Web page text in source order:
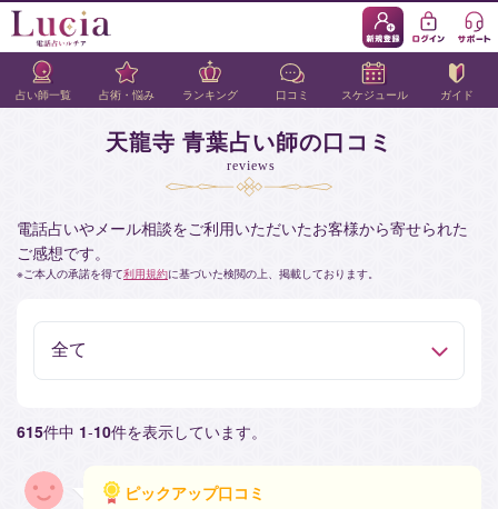
占い師一覧 占術・悩み ランキング 口コミ スケジュール ガイド
天龍寺 青葉占い師の口コミ
reviews
電話占いやメール相談をご利用いただいたお客様から寄せられた
ご感想です。
ご本人の承諾を得て利用規約に基づいた検閲の上、掲載しております。
615件中 1-10件を表示しています。
ピックアップ口コミ